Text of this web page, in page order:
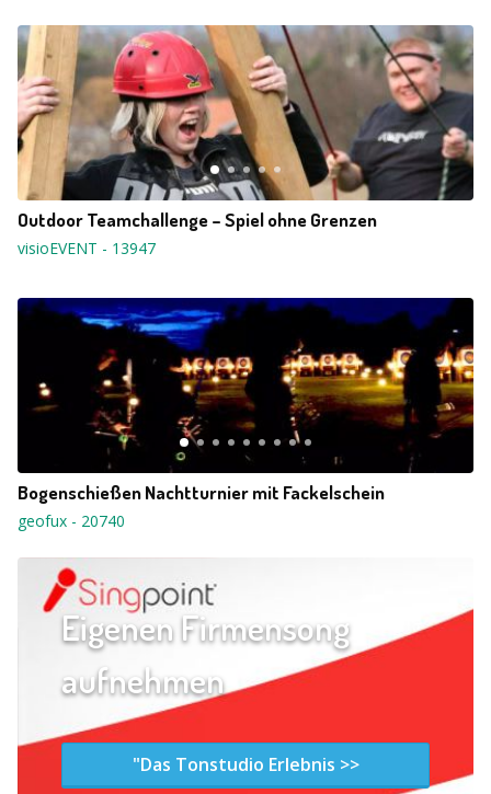
Outdoor Teamchallenge – Spiel ohne Grenzen
visioEVENT - 13947
Bogenschießen Nachtturnier mit Fackelschein
geofux - 20740
Eigenen Firmensong
aufnehmen
"Das Tonstudio Erlebnis >>